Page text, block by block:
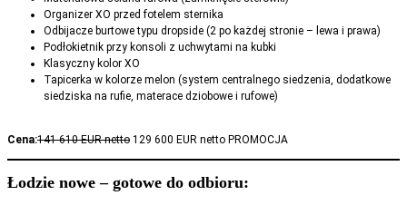
Organizer XO przed fotelem sternika
Odbijacze burtowe typu dropside (2 po każdej stronie – lewa i prawa)
Podłokietnik przy konsoli z uchwytami na kubki
Klasyczny kolor XO
Tapicerka w kolorze melon (system centralnego siedzenia, dodatkowe
siedziska na rufie, materace dziobowe i rufowe)
Cena:141 610 EUR netto 129 600 EUR netto PROMOCJA
Łodzie nowe – gotowe do odbioru: